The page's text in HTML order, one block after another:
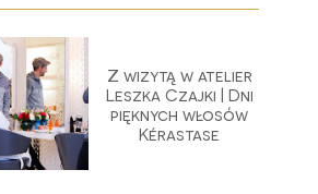
Z wizytą w atelier
Leszka Czajki | Dni
pięknych włosów
Kérastase